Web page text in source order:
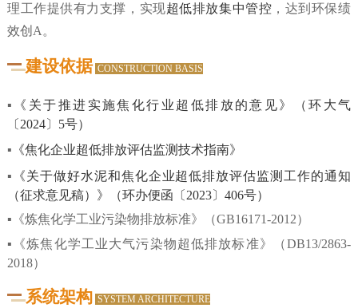
理工作提供有力支撑，实现超低排放集中管控 ，达到环保绩
效创A。
建设依据 CONSTRUCTION BASIS
▪
《关于推进实施焦化行业超低排放的意见》（环大气
〔2024〕5号）
▪ 《焦化企业超低排放评估监测技术指南》
▪
《关于做好水泥和焦化企业超低排放评估监测工作的通知
（征求意见稿）》（环办便函〔2023〕406号）
▪《炼焦化学工业污染物排放标准》（GB16171-2012）
▪《炼焦化学工业大气污染物超低排放标准》（DB13/2863-
2018）
系统架构 SYSTEM ARCHITECTURE